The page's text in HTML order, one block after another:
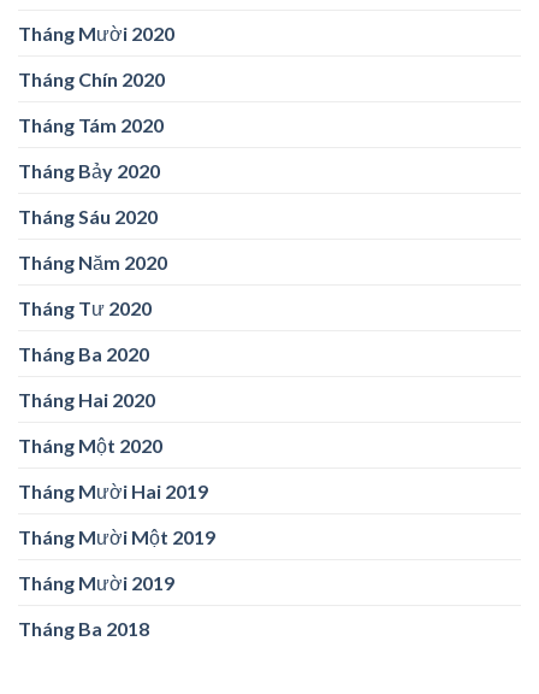
Tháng Mười 2020
Tháng Chín 2020
Tháng Tám 2020
Tháng Bảy 2020
Tháng Sáu 2020
Tháng Năm 2020
Tháng Tư 2020
Tháng Ba 2020
Tháng Hai 2020
Tháng Một 2020
Tháng Mười Hai 2019
Tháng Mười Một 2019
Tháng Mười 2019
Tháng Ba 2018